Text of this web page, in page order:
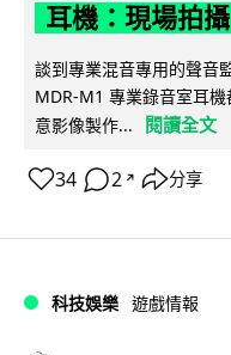
耳機：現場拍
談到專業混音專用的聲音
MDR-M1 專業錄音室耳
意影像製作...
閱讀全文
34 2 ↗ 分享
科技娛樂 遊戲情報